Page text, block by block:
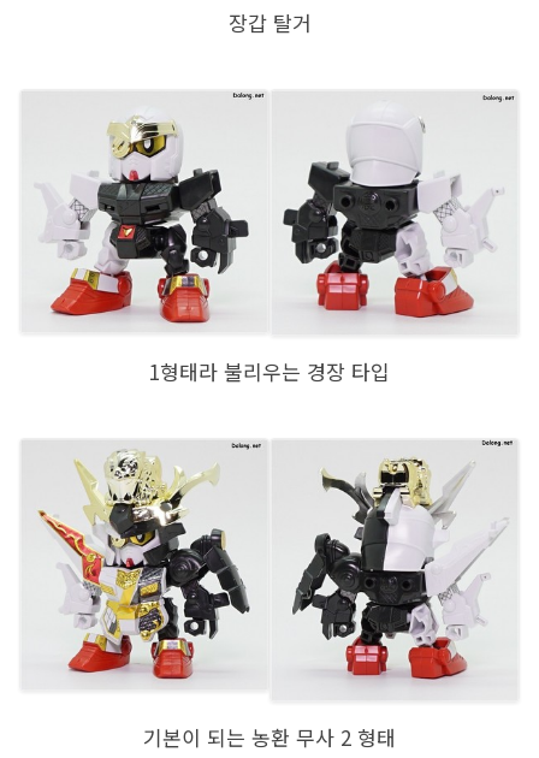
장갑 탈거
1형태라 불리우는 경장 타입
기본이 되는 농환 무사 2 형태